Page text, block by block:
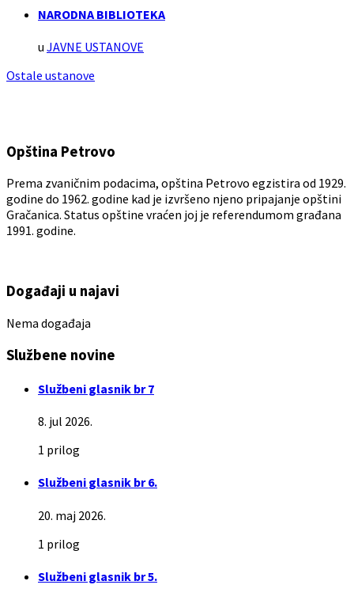
NARODNA BIBLIOTEKA
u JAVNE USTANOVE
Ostale ustanove
Opština Petrovo
Prema zvaničnim podacima, opština Petrovo egzistira od 1929.
godine do 1962. godine kad je izvršeno njeno pripajanje opštini
Gračanica. Status opštine vraćen joj je referendumom građana
1991. godine.
Događaji u najavi
Nema događaja
Službene novine
Službeni glasnik br 7
8. jul 2026.
1 prilog
Službeni glasnik br 6.
20. maj 2026.
1 prilog
Službeni glasnik br 5.